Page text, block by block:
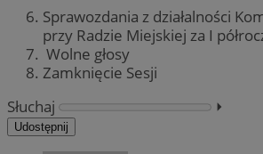
Sprawozdania z działalności
przy Radzie Miejskiej za I
Wolne głosy
Zamknięcie Sesji
Słuchaj
⏵︎
Udostępnij